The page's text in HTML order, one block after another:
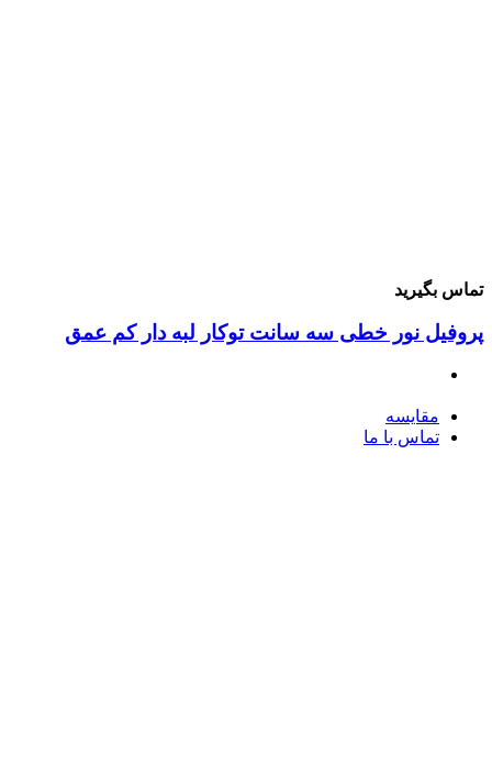
بگیرید
نور خطی سه سانت توکار لبه‌ دار کم ‌عمق
مقایسه
تماس با ما